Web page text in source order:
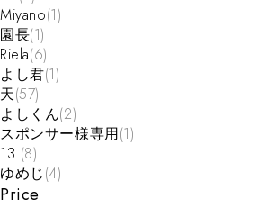
Miyano(1)
園長(1)
Riela(6)
よし君(1)
天(57)
よしくん(2)
スポンサー様専用(1)
13.(8)
ゆめじ(4)
Price